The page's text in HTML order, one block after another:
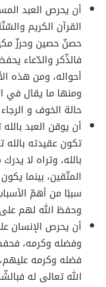
أن يحرص العبد
القرآن الكريم
حصنٌ حصين وحرزٌ
فالذّكر والدّعاء
أحواله، ومن هذه
ومنها ما يقال في
حالة الخوف و
أن يوقن العبد
تكون عقيدته
بالله، وتراه لا
المتّقين، بينما
سببًا من أهمّ
وحفظ الله لهم
أن يحرص الإنسان
وفضله وكرمه،
فضله وكرمه
الله تعالى له